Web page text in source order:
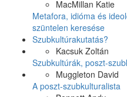
MacMillan Katie
Metafora, idióma és
szüntelen keresése
Szubkultúrakutatás?
Kacsuk Zoltán
Szubkultúrák, poszt-
Muggleton David
A poszt-szubkulturalista